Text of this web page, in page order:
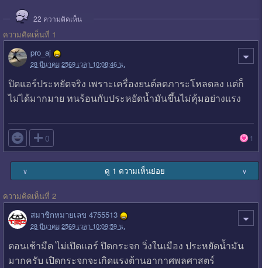
22 ความคิดเห็น
ความคิดเห็นที่ 1
pro_aj
28 มีนาคม 2569 เวลา 10:08:46 น.
ปิดแอร์ประหยัดจริง เพราะเครื่องยนต์ลดภาระโหลดลง แต่ก็
ไม่ได้มากมาย ทนร้อนกับประหยัดน้ำมันขึ้นไม่คุ้มอย่างแรง
 0 1
∨ ดู 1 ความเห็นย่อย ∨
ความคิดเห็นที่ 2
สมาชิกหมายเลข 4755513
28 มีนาคม 2569 เวลา 10:09:59 น.
ตอนเช้ามืด ไม่เปิดแอร์ ปิดกระจก วิ่งในเมือง ประหยัดน้ำมัน
มากครับ เปิดกระจกจะเกิดแรงต้านอากาศพลศาสตร์